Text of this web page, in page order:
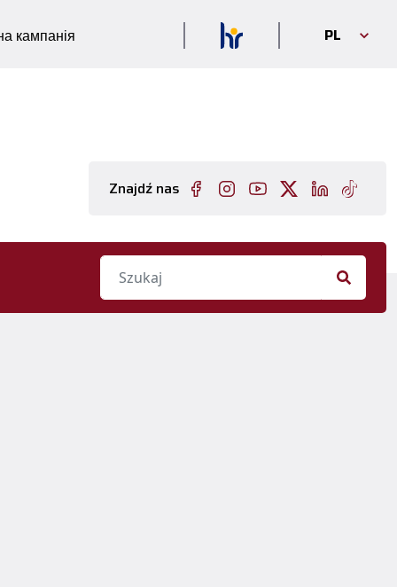
кампанія PL
Znajdź nas